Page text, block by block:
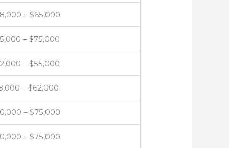
– $65,000
– $75,000
– $55,000
– $62,000
– $75,000
– $75,000